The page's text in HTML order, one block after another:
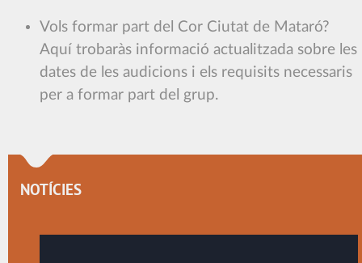
Vols formar part del Cor Ciutat de Mataró?
Aquí trobaràs informació actualitzada sobre les
dates de les audicions i els requisits necessaris
per a formar part del grup.
NOTÍCIES